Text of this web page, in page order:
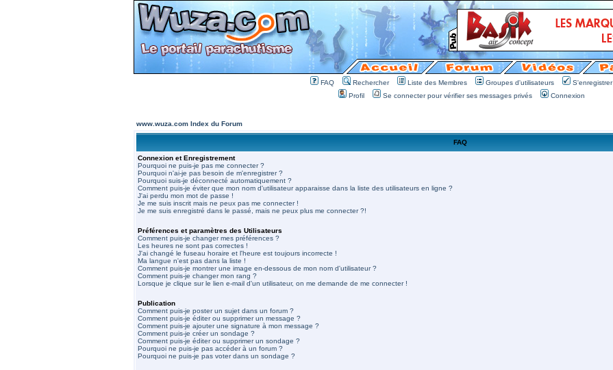
FAQ Rechercher Liste des Membres Groupes d'utilisateurs
S'enregistrer
Profil
Se connecter pour vérifier ses messages privés Connexion
www.wuza.com Index du Forum
FAQ
Connexion et Enregistrement
Pourquoi ne puis-je pas me connecter ?
Pourquoi n'ai-je pas besoin de m'enregistrer ?
Pourquoi suis-je déconnecté automatiquement ?
Comment puis-je éviter que mon nom d'utilisateur apparaisse dans la liste des utilisateurs en ligne ?
J'ai perdu mon mot de passe !
Je me suis inscrit mais ne peux pas me connecter !
Je me suis enregistré dans le passé, mais ne peux plus me connecter ?!
Préférences et paramètres des Utilisateurs
Comment puis-je changer mes préférences ?
Les heures ne sont pas correctes !
J'ai changé le fuseau horaire et l'heure est toujours incorrecte !
Ma langue n'est pas dans la liste !
Comment puis-je montrer une image en-dessous de mon nom d'utilisateur ?
Comment puis-je changer mon rang ?
Lorsque je clique sur le lien e-mail d'un utilisateur, on me demande de me connecter !
Publication
Comment puis-je poster un sujet dans un forum ?
Comment puis-je éditer ou supprimer un message ?
Comment puis-je ajouter une signature à mon message ?
Comment puis-je créer un sondage ?
Comment puis-je éditer ou supprimer un sondage ?
Pourquoi ne puis-je pas accéder à un forum ?
Pourquoi ne puis-je pas voter dans un sondage ?